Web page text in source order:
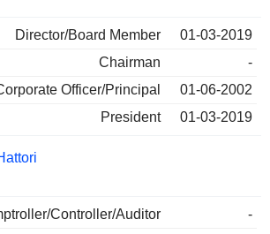
Director/Board Member
01-03-2019
Chairman
-
Officer/Principal
01-06-2002
President
01-03-2019
Controller/Auditor
-